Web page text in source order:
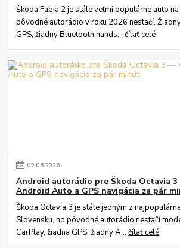
Škoda Fabia 2 je stále veľmi populárne auto
pôvodné autorádio v roku 2026 nestačí.
GPS, žiadny Bluetooth hands...čítať celé
02.06.2026
Android autorádio pre Škoda Octavia
Android Auto a GPS navigácia za pár
Škoda Octavia 3 je stále jedným z
Slovensku, no pôvodné autorádio nestačí
CarPlay, žiadna GPS, žiadny A...čítať celé